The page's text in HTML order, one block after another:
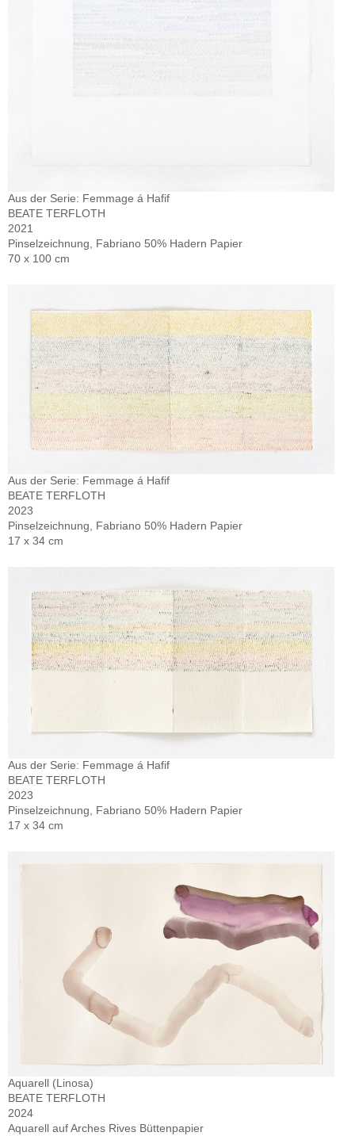
Aus der Serie: Femmage á Hafif
BEATE TERFLOTH
2021
Pinselzeichnung, Fabriano 50% Hadern Papier
70 x 100 cm
Aus der Serie: Femmage á Hafif
BEATE TERFLOTH
2023
Pinselzeichnung, Fabriano 50% Hadern Papier
17 x 34 cm
Aus der Serie: Femmage á Hafif
BEATE TERFLOTH
2023
Pinselzeichnung, Fabriano 50% Hadern Papier
17 x 34 cm
Aquarell (Linosa)
BEATE TERFLOTH
2024
Aquarell auf Arches Rives Büttenpapier